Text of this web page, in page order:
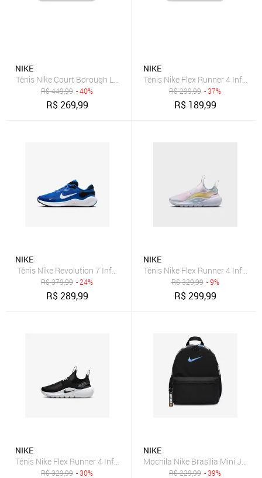
NIKE
Tênis Nike Court Borough Low Recraft Infantil
R$449,99 - 40%
R$269,99
NIKE
Tênis Nike Flex Runner 4 Infantil
R$299,99 - 37%
R$ 189,99
NIKE
Tênis Nike Revolution 7 Infantil
R$379,99 - 24%
R$289,99
NIKE
Tênis Nike Flex Runner 4 Infantil
R$329,99 - 9%
R$299,99
NIKE
Tênis Nike Flex Runner 4 Infantil
R$329,99 - 30%
NIKE
Mochila Nike Brasilia Mini JDI
R$229,99 - 39%